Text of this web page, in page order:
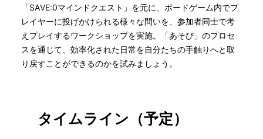
「SAVE:0マインドクエスト」を元に、ボードゲーム内でプ
レイヤーに投げかけられる様々な問いを、参加者同士で考
えプレイするワークショップを実施。「あそび」のプロセ
スを通じて、効率化された日常を自分たちの手触りへと取
り戻すことができるのかを試みましょう。
タイムライン（予定）